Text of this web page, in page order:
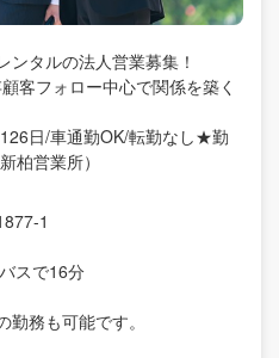
ンタルの法人営業募集！
客フォロー中心で関係を築く
日/車通勤OK/転勤なし★勤
柏営業所）
1
スで16分
務も可能です。